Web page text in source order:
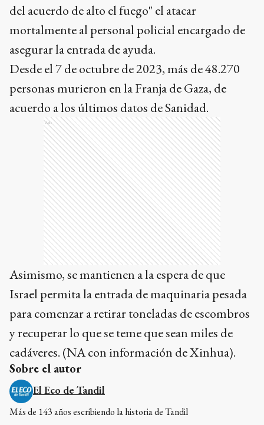
del acuerdo de alto el fuego" el atacar
mortalmente al personal policial encargado de
asegurar la entrada de ayuda.
Desde el 7 de octubre de 2023, más de 48.270
personas murieron en la Franja de Gaza, de
acuerdo a los últimos datos de Sanidad.
Ads
Asimismo, se mantienen a la espera de que
Israel permita la entrada de maquinaria pesada
para comenzar a retirar toneladas de escombros
y recuperar lo que se teme que sean miles de
cadáveres. (NA con información de Xinhua).
Sobre el autor
El Eco de Tandil
Más de 143 años escribiendo la historia de Tandil